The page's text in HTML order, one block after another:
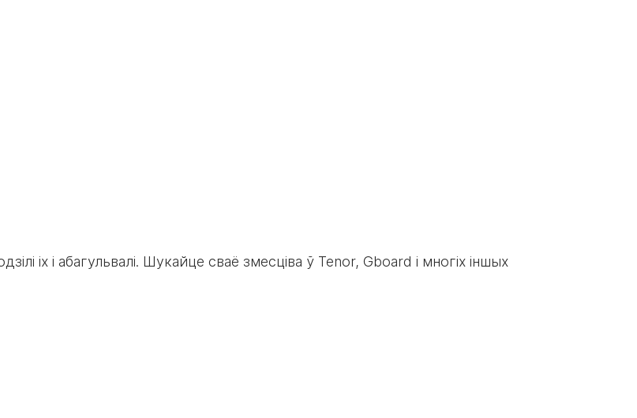
іх і абагульвалі. Шукайце сваё змесціва ў Tenor, Gboard і многіх іншых